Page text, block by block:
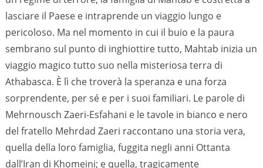
lasciare il Paese e intraprende un viaggio lungo e
pericoloso. Ma nel momento in cui il buio e la paura
sembrano sul punto di inghiottire tutto, Mahtab inizia un
viaggio magico tutto suo nella misteriosa terra di
Athabasca. È lì che troverà la speranza e una forza
sorprendente, per sé e per i suoi familiari. Le parole di
Mehrnousch Zaeri-Esfahani e le tavole in bianco e nero
del fratello Mehrdad Zaeri raccontano una storia vera,
quella della loro famiglia, fuggita negli anni Ottanta
dall’Iran di Khomeini; e quella, tragicamente